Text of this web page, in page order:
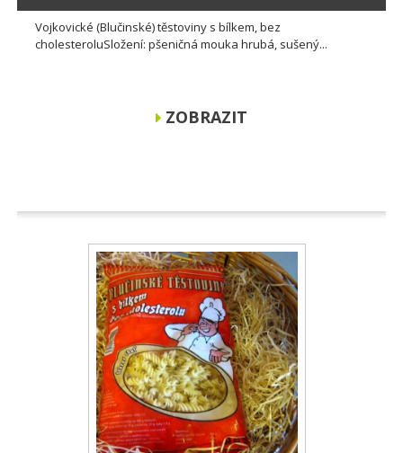
Vojkovické (Blučinské) těstoviny s bílkem, bez
cholesteroluSložení: pšeničná mouka hrubá, sušený...
ZOBRAZIT